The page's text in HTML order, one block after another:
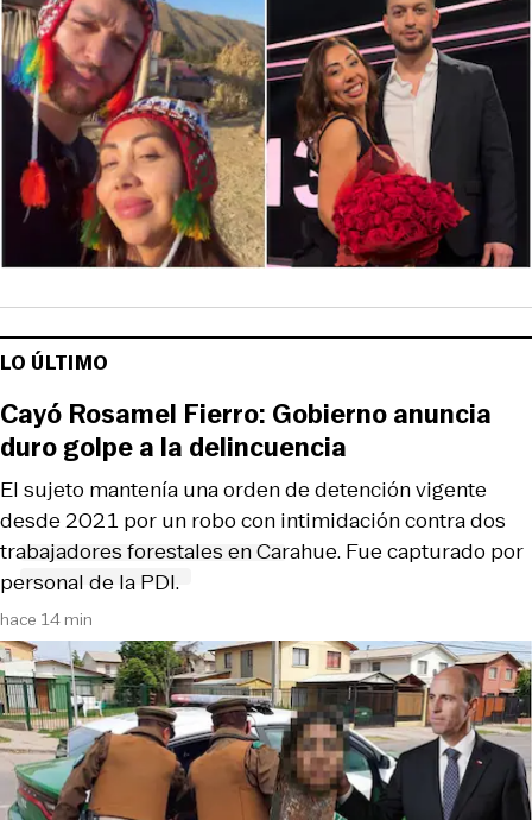
LO ÚLTIMO
hace 14 min
El sujeto mantenía una orden de detención vigente
desde 2021 por un robo con intimidación contra dos
trabajadores forestales en Carahue. Fue capturado por
personal de la PDI.
Cayó Rosamel Fierro: Gobierno anuncia
duro golpe a la delincuencia